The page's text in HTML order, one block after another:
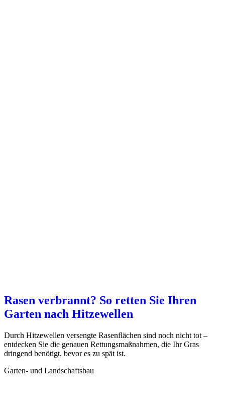
Rasen verbrannt? So retten Sie Ihren
Garten nach Hitzewellen
Durch Hitzewellen versengte Rasenflächen sind noch nicht tot –
entdecken Sie die genauen Rettungsmaßnahmen, die Ihr Gras
dringend benötigt, bevor es zu spät ist.
Garten- und Landschaftsbau